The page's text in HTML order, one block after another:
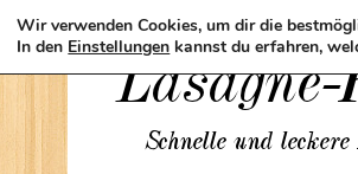
Wir verwenden Cookies, um dir die
In den Einstellungen kannst du erfahren,